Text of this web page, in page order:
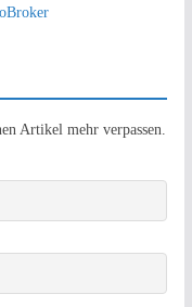
Artikel mehr verpassen.